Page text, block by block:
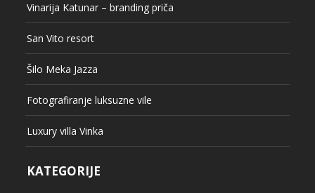
Vinarija Katunar – branding priča
San Vito resort
Šilo Meka Jazza
Fotografiranje luksuzne vile
Luxury villa Vinka
KATEGORIJE